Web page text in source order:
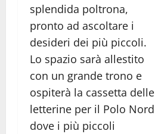
splendida poltrona,
pronto ad ascoltare i
desideri dei più piccoli.
Lo spazio sarà allestito
con un grande trono e
ospiterà la cassetta delle
letterine per il Polo Nord
dove i più piccoli